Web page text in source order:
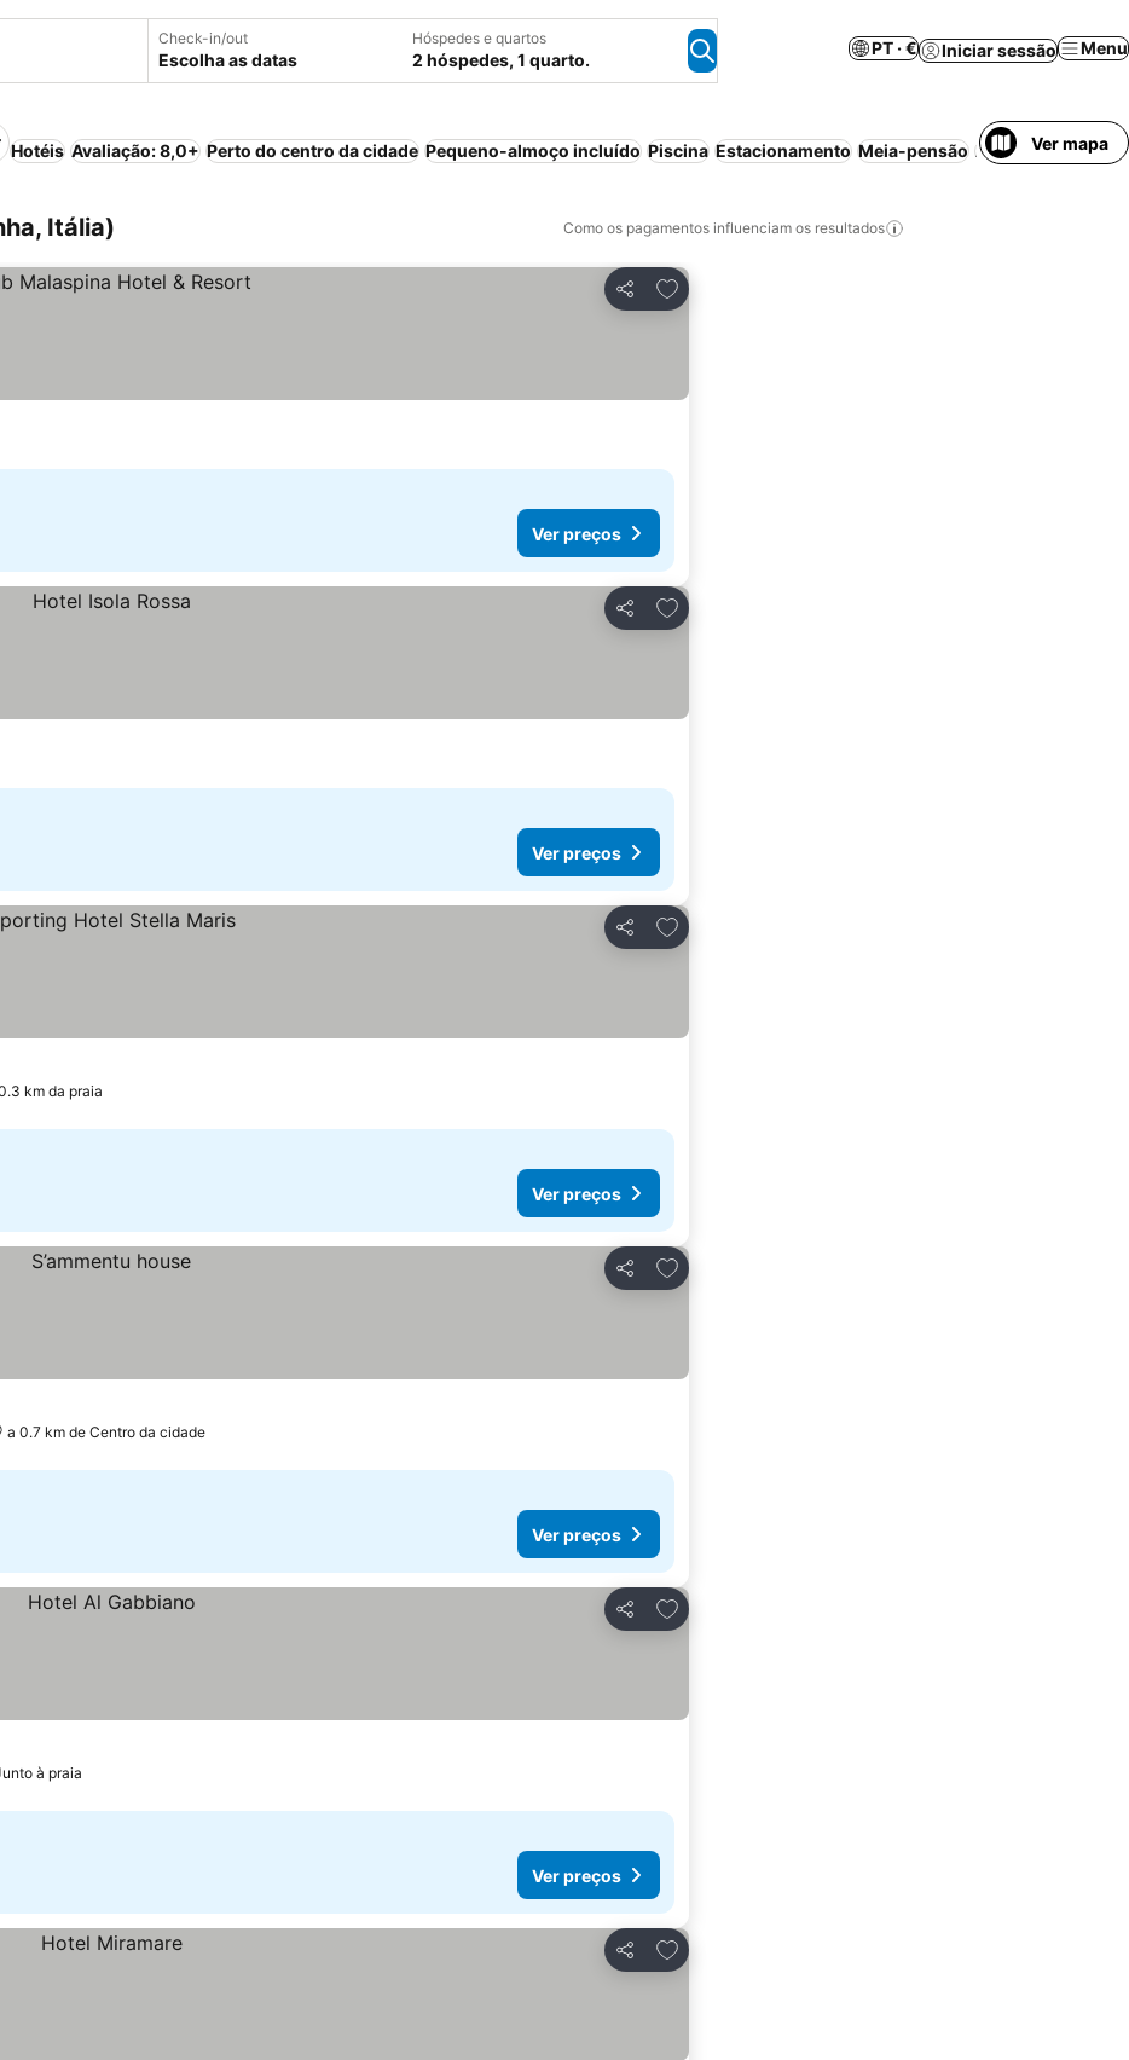
Check-in/out
Escolha as datas
Hóspedes e quartos
2 hóspedes, 1 quarto.
PT · € Iniciar sessão Menu
Hotéis Avaliação: 8,0+ Perto do centro da cidade Pequeno-almoço incluído Piscina Estacionamento Meia-pensão Ar condicionado
Ver mapa
Itália) Como os pagamentos influenciam os resultados
Partilhar
Adicionar aos favoritos
Ver preços
Partilhar
Adicionar aos favoritos
Ver preços
Partilhar
Adicionar aos favoritos
km da praia
Ver preços
Partilhar
Adicionar aos favoritos
a 0.7 km de Centro da cidade
Ver preços
Partilhar
Adicionar aos favoritos
à praia
Ver preços
Partilhar
Adicionar aos favoritos